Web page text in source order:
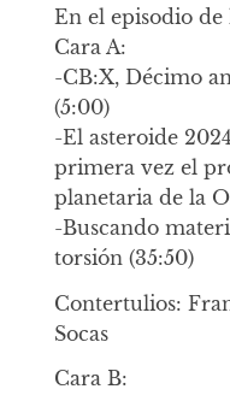
En el episodio de
Cara A:
-CB:X, Décimo
(5:00)
-El asteroide
primera vez el
planetaria de la
-Buscando
torsión (35:50)
Contertulios:
Socas
Cara B: